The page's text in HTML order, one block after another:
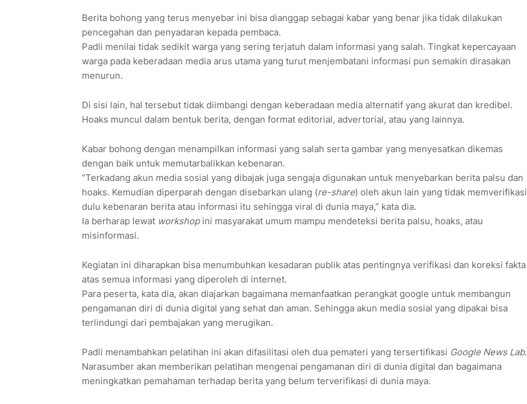
Berita bohong yang terus menyebar ini bisa dianggap sebagai kabar yang benar jika tidak dilakukan
pencegahan dan penyadaran kepada pembaca.
Padli menilai tidak sedikit warga yang sering terjatuh dalam informasi yang salah. Tingkat kepercayaan
warga pada keberadaan media arus utama yang turut menjembatani informasi pun semakin dirasakan
menurun.
Di sisi lain, hal tersebut tidak diimbangi dengan keberadaan media alternatif yang akurat dan kredibel.
Hoaks muncul dalam bentuk berita, dengan format editorial, advertorial, atau yang lainnya.
Kabar bohong dengan menampilkan informasi yang salah serta gambar yang menyesatkan dikemas
dengan baik untuk memutarbalikkan kebenaran.
“Terkadang akun media sosial yang dibajak juga sengaja digunakan untuk menyebarkan berita palsu dan
hoaks. Kemudian diperparah dengan disebarkan ulang (re-share) oleh akun lain yang tidak memverifikasi
dulu kebenaran berita atau informasi itu sehingga viral di dunia maya,” kata dia.
Ia berharap lewat workshopini masyarakat umum mampu mendeteksi berita palsu, hoaks, atau
misinformasi.
Kegiatan ini diharapkan bisa menumbuhkan kesadaran publik atas pentingnya verifikasi dan koreksi fakta
atas semua informasi yang diperoleh di internet.
Para peserta, kata dia, akan diajarkan bagaimana memanfaatkan perangkat google untuk membangun
pengamanan diri di dunia digital yang sehat dan aman. Sehingga akun media sosial yang dipakai bisa
terlindungi dari pembajakan yang merugikan.
Padli menambahkan pelatihan ini akan difasilitasi oleh dua pemateri yang tersertifikasi Google News Lab.
Narasumber akan memberikan pelatihan mengenai pengamanan diri di dunia digital dan bagaimana
meningkatkan pemahaman terhadap berita yang belum terverifikasi di dunia maya.